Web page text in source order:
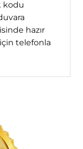
kodu
hazır
için telefonla